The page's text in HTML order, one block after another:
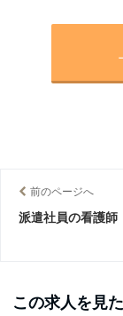
前のページへ
派遣社員の看護師
この求人を見